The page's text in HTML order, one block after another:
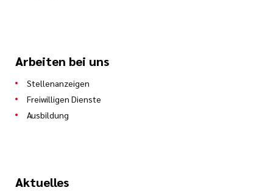
Arbeiten bei uns
Stellenanzeigen
Freiwilligen Dienste
Ausbildung
Aktuelles